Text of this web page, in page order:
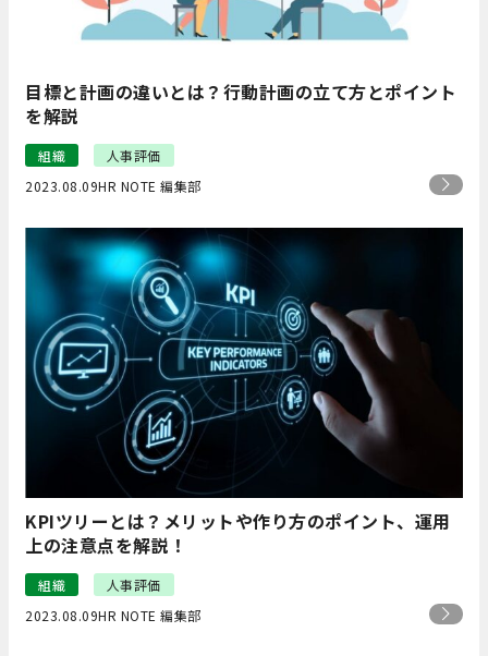
目標と計画の違いとは？行動計画の立て方とポイント
を解説
組織
人事評価
2023.08.09HR NOTE 編集部
KPIツリーとは？メリットや作り方のポイント、運用
上の注意点を解説！
組織
人事評価
2023.08.09HR NOTE 編集部